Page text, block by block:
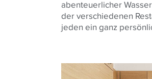
abenteuerlicher
der verschiedenen
jeden ein ganz